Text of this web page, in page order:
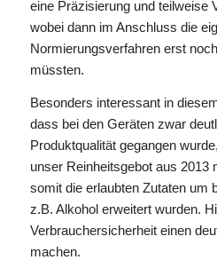
eine Präzisierung und teilweise
wobei dann im Anschluss die
Normierungsverfahren erst
müssten.
Besonders interessant in
dass bei den Geräten zwar
Produktqualität gegangen
unser Reinheitsgebot aus 2013
somit die erlaubten Zutaten um
z.B. Alkohol erweitert wurden.
Verbrauchersicherheit einen
machen.